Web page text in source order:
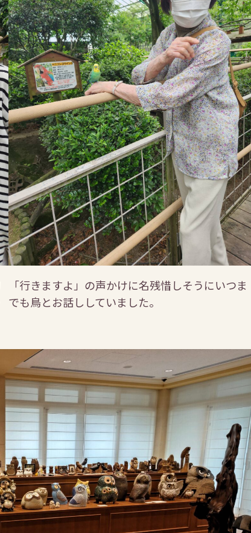
「行きますよ」の声かけに名残惜しそうにいつま
でも鳥とお話ししていました。